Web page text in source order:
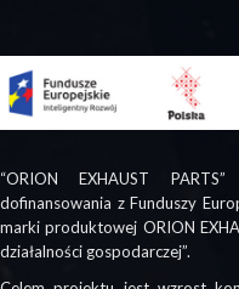
“ORION EXHAUST
dofinansowania z Funduszy
marki produktowej ORION
działalności gospodarczej”.